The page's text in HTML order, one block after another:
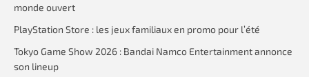
monde ouvert
PlayStation Store : les jeux familiaux en promo pour l’été
Tokyo Game Show 2026 : Bandai Namco Entertainment annonce
son lineup